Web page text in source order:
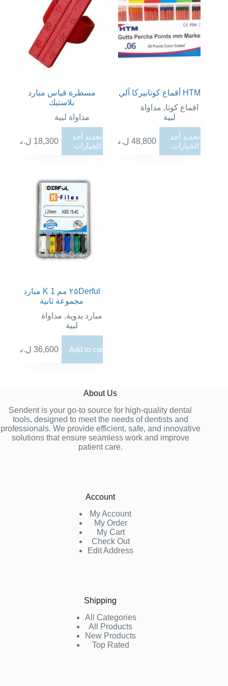
يمكن
اختيار
الخيارات
على
صفحة
المنتج
مسطرة قياس مبارد
بلاستيك
مداواة لبية
18,300 ل.س
تحديد أحد
الخيارات
العديد
أقماع كوتابيركا آلي HTM
اقماع كوتا, مداواة
لبية
48,800 ل.س
تحديد أحد
الخيارات
العديد
مبارد K ٢٥ مم 1Derful
مجموعة ثانية
مبارد يدوية, مداواة
لبية
36,600 ل.س Add to cart
About Us
Sendent is your go-to source for high-quality dental
tools, designed to meet the needs of dentists and
professionals. We provide efficient, safe, and innovative
solutions that ensure seamless work and improve
patient care.
Account
My Account
My Order
My Cart
Check Out
Edit Address
Shipping
All Categories
All Products
New Products
Top Rated